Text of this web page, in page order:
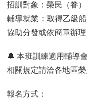
招訓對象：榮民（眷
輔導就業：取得乙級
協助分發或依簡章辦理
🔔 本班訓練適用輔導
相關規定請洽各地區榮
報名方式：